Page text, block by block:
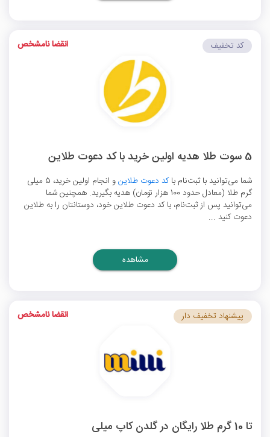
5 سوت طلا هدیه اولین خرید با کد دعوت طلاین
شما می‌توانید با ثبت‌نام باکد دعوت طلاین
و انجام اولین خرید، 5 میلی
گرم طلا (معادل حدود 100 هزار تومان) هدیه بگیرید. همچنین شما
می‌توانید پس از ثبت‌نام، با کد دعوت طلاین خود، دوستانتان را به طلاین
دعوت کنید ...
کد تخفیف انقضا نامشخص
مشاهده
تا 10 گرم طلا رایگان در گلدن کاپ میلی
پیشنهاد تخفیف دار انقضا نامشخص